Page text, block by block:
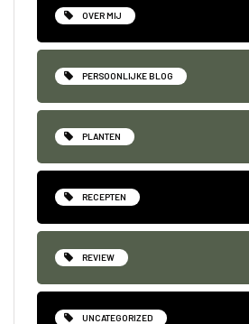
OVER MIJ
PERSOONLIJKE BLOG
PLANTEN
RECEPTEN
REVIEW
UNCATEGORIZED